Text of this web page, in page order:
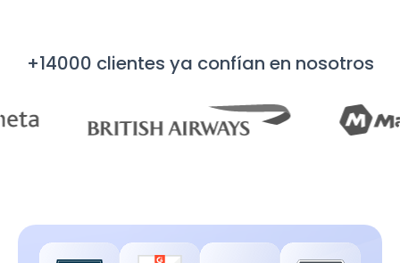
+14000 clientes ya confían en nosotros